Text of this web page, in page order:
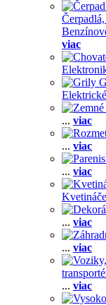
viac
... viac
... viac
... viac
... viac
... viac
... viac